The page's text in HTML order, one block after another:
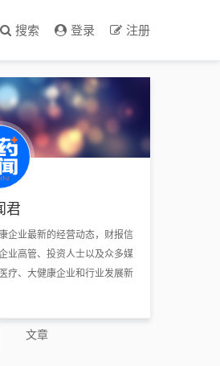
搜索 登录 注册
君
企业最新的经营动态，财报信
业高管、投资人士以及众多媒
疗、大健康企业和行业发展新
文章